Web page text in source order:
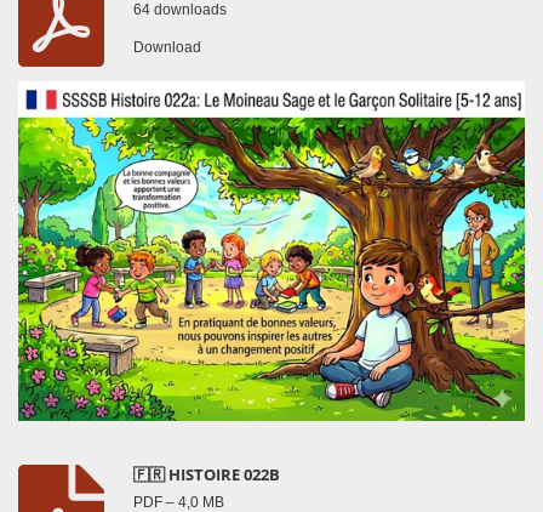
64 downloads
Download
🇫🇷 HISTOIRE 022B
PDF – 4,0 MB